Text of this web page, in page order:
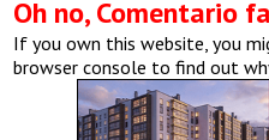
Oh no, Comentario
If you own this website, you
browser console to find out